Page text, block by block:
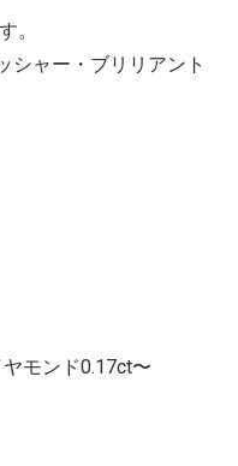
。
シャー・ブリリアント
モンド0.17ct〜